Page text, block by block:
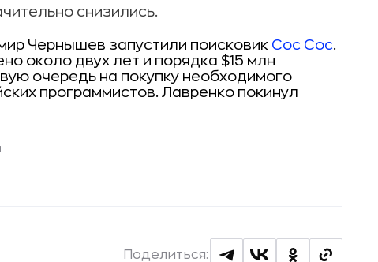
снизились.
Чернышев запустили поисковик Coc Coc.
около двух лет и порядка $15 млн
очередь на покупку необходимого
программистов. Лавренко покинул
Поделиться: